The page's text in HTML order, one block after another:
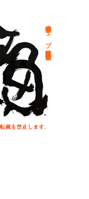
総合文学ウェブ情報誌 文学金魚